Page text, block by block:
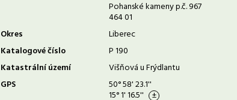
Pohanské kameny p.č. 967
464 01
Okres
Liberec
Katalogové číslo
P 190
Katastrální území
Višňová u Frýdlantu
GPS
50° 58' 23.1''
15° 1' 16.5''